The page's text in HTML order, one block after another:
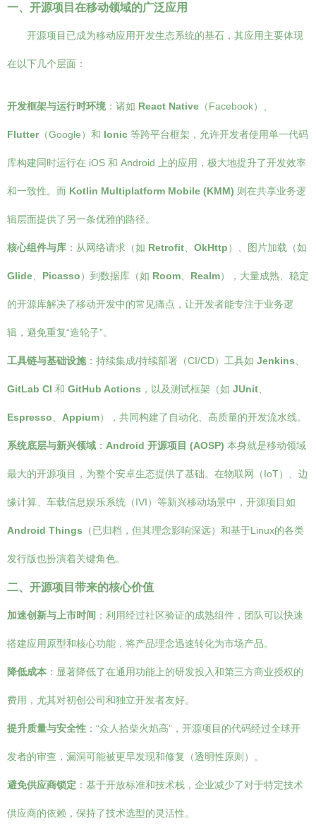
一、开源项目在移动领域的广泛应用
开源项目已成为移动应用开发生态系统的基石，其应用主要体现
在以下几个层面：
开发框架与运行时环境 ：诸如 React Native （Facebook）、
Flutter（Google）和 Ionic 等跨平台框架，允许开发者使用单一代码
库构建同时运行在 iOS 和 Android 上的应用，极大地提升了开发效率
和一致性。而 Kotlin Multiplatform Mobile (KMM) 则在共享业务逻
辑层面提供了另一条优雅的路径。
核心组件与库 ：从网络请求（如 Retrofit OkHttp）、图片加载（如
Glide Picasso）到数据库（如 Room Realm），大量成熟、稳定
的开源库解决了移动开发中的常见痛点，让开发者能专注于业务逻
辑，避免重复“造轮子”。
工具链与基础设施 ：持续集成/持续部署（CI/CD）工具如 Jenkins
GitLab CI 和 GitHub Actions ，以及测试框架（如 JUnit
Espresso Appium），共同构建了自动化、高质量的开发流水线。
系统底层与新兴领域 ： Android 开源项目 (AOSP) 本身就是移动领域
最大的开源项目，为整个安卓生态提供了基础。在物联网（IoT）、边
缘计算、车载信息娱乐系统（IVI）等新兴移动场景中，开源项目如
Android Things （已归档，但其理念影响深远）和基于Linux的各类
发行版也扮演着关键角色。
二、开源项目带来的核心价值
加速创新与上市时间 ：利用经过社区验证的成熟组件，团队可以快速
搭建应用原型和核心功能，将产品理念迅速转化为市场产品。
降低成本 ：显著降低了在通用功能上的研发投入和第三方商业授权的
费用，尤其对初创公司和独立开发者友好。
提升质量与安全性 ：“众人拾柴火焰高”，开源项目的代码经过全球开
发者的审查，漏洞可能被更早发现和修复（透明性原则）。
避免供应商锁定 ：基于开放标准和技术栈，企业减少了对于特定技术
供应商的依赖，保持了技术选型的灵活性。